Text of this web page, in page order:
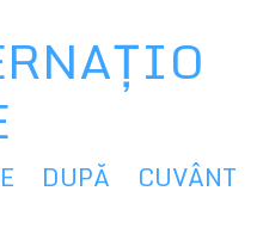
DUPĂ CUVÂNT